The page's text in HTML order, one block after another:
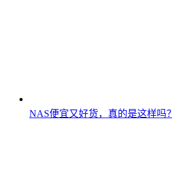
NAS便宜又好货，真的是这样吗？